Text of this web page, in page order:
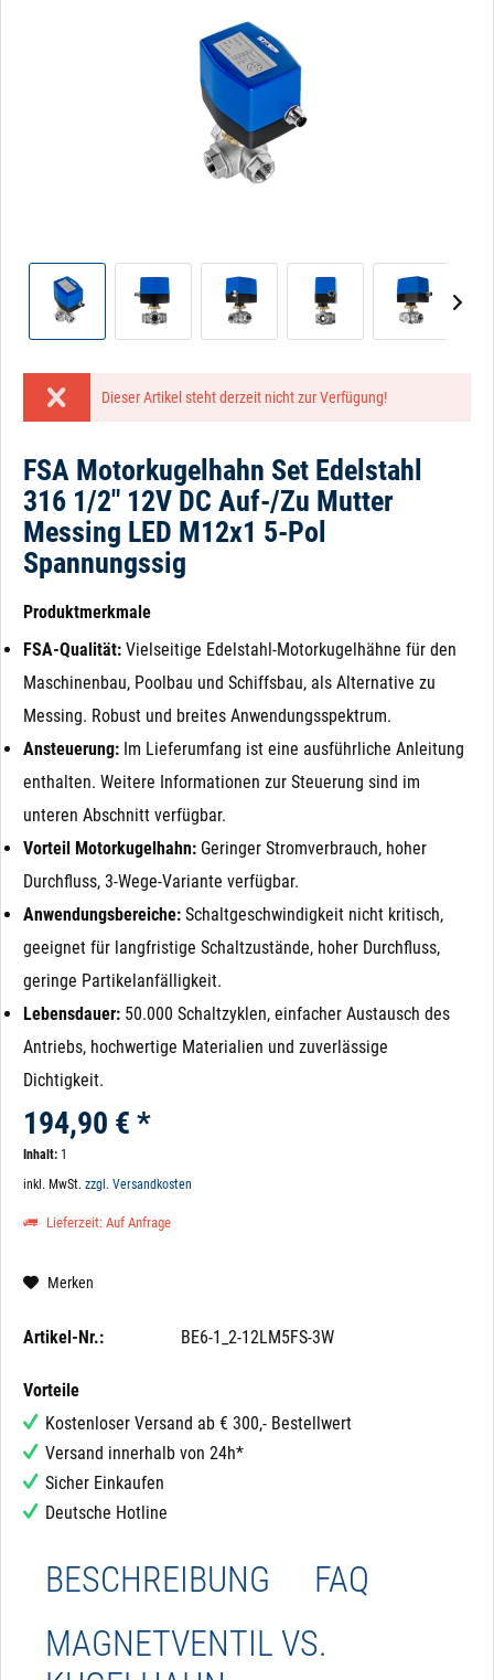
Dieser Artikel steht derzeit nicht zur Verfügung!
FSA Motorkugelhahn Set Edelstahl
316 1/2" 12V DC Auf-/Zu Mutter
Messing LED M12x1 5-Pol
Spannungssig
Produktmerkmale
FSA-Qualität: Vielseitige Edelstahl-Motorkugelhähne für den
Maschinenbau, Poolbau und Schiffsbau, als Alternative zu
Messing. Robust und breites Anwendungsspektrum.
Ansteuerung: Im Lieferumfang ist eine ausführliche Anleitung
enthalten. Weitere Informationen zur Steuerung sind im
unteren Abschnitt verfügbar.
Vorteil Motorkugelhahn: Geringer Stromverbrauch, hoher
Durchfluss, 3-Wege-Variante verfügbar.
Anwendungsbereiche: Schaltgeschwindigkeit nicht kritisch,
geeignet für langfristige Schaltzustände, hoher Durchfluss,
geringe Partikelanfälligkeit.
Lebensdauer: 50.000 Schaltzyklen, einfacher Austausch des
Antriebs, hochwertige Materialien und zuverlässige
Dichtigkeit.
194,90 € *
Inhalt: 1
inkl. MwSt. zzgl. Versandkosten
Lieferzeit: Auf Anfrage
Merken
Artikel-Nr.: BE6-1_2-12LM5FS-3W
Vorteile
Kostenloser Versand ab € 300,- Bestellwert
Versand innerhalb von 24h*
Sicher Einkaufen
Deutsche Hotline
BESCHREIBUNG
FAQ
MAGNETVENTIL VS.